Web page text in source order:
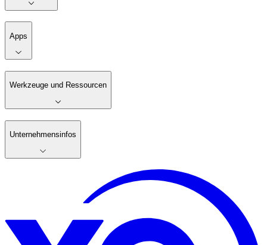
Apps
Werkzeuge und Ressourcen
Unternehmensinfos